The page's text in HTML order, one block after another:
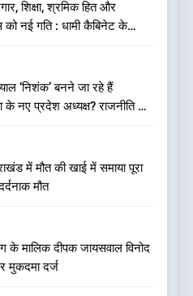
शिक्षा, श्रमिक हित और
को नई गति : धामी कैबिनेट के
‘निशंक’ बनने जा रहे हैं
के नए प्रदेश अध्यक्ष? राजनीति के
में मौत की खाई में समाया पूरा
मौत
के मालिक दीपक जायसवाल विनोद
मुकदमा दर्ज
को भी मिली जिम्मेदारी
का 2027 के
जीतने पर फोकस पूरा, लेकिन
करोड़ के पुल मामले में